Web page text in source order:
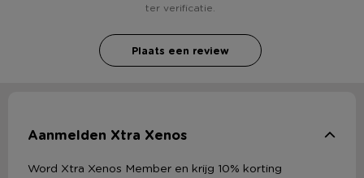
ter verificatie.
Plaats een review
Aanmelden Xtra Xenos
Word Xtra Xenos Member en krijg 10% korting